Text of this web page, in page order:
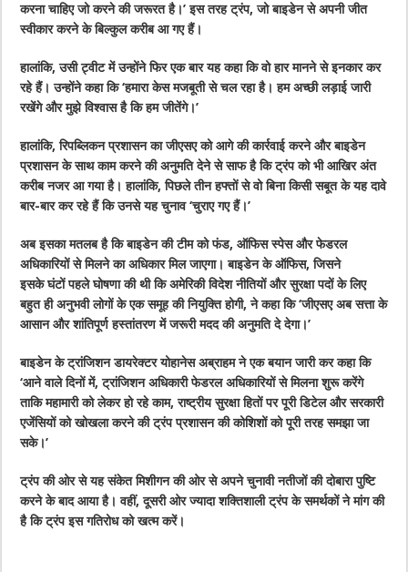
करना चाहिए जो करने की जरूरत है।’ इस तरह ट्रंप, जो बाइडेन से अपनी जीत
स्वीकार करने के बिल्कुल करीब आ गए हैं।
हालांकि, उसी ट्वीट में उन्होंने फिर एक बार यह कहा कि वो हार मानने से इनकार कर
रहे हैं। उन्होंने कहा कि ‘हमारा केस मजबूती से चल रहा है। हम अच्छी लड़ाई जारी
रखेंगे और मुझे विश्वास है कि हम जीतेंगे।’
हालांकि, रिपब्लिकन प्रशासन का जीएसए को आगे की कार्रवाई करने और बाइडेन
प्रशासन के साथ काम करने की अनुमति देने से साफ है कि ट्रंप को भी आखिर अंत
करीब नजर आ गया है। हालांकि, पिछले तीन हफ्तों से वो बिना किसी सबूत के यह दावे
बार-बार कर रहे हैं कि उनसे यह चुनाव ‘चुराए गए हैं।’
अब इसका मतलब है कि बाइडेन की टीम को फंड, ऑफिस स्पेस और फेडरल
अधिकारियों से मिलने का अधिकार मिल जाएगा। बाइडेन के ऑफिस, जिसने
इसके घंटों पहले घोषणा की थी कि अमेरिकी विदेश नीतियों और सुरक्षा पदों के लिए
बहुत ही अनुभवी लोगों के एक समूह की नियुक्ति होगी, ने कहा कि ‘जीएसए अब सत्ता के
आसान और शांतिपूर्ण हस्तांतरण में जरूरी मदद की अनुमति दे देगा।’
बाइडेन के ट्रांजिशन डायरेक्टर योहानेस अब्राहम ने एक बयान जारी कर कहा कि
‘आने वाले दिनों में, ट्रांजिशन अधिकारी फेडरल अधिकारियों से मिलना शुरू करेंगे
ताकि महामारी को लेकर हो रहे काम, राष्ट्रीय सुरक्षा हितों पर पूरी डिटेल और सरकारी
एजेंसियों को खोखला करने की ट्रंप प्रशासन की कोशिशों को पूरी तरह समझा जा
सके।’
ट्रंप की ओर से यह संकेत मिशीगन की ओर से अपने चुनावी नतीजों की दोबारा पुष्टि
करने के बाद आया है। वहीं, दूसरी ओर ज्यादा शक्तिशाली ट्रंप के समर्थकों ने मांग की
है कि ट्रंप इस गतिरोध को खत्म करें।